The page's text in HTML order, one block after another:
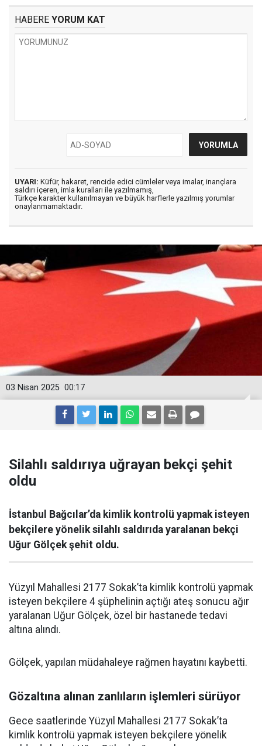
HABERE YORUM KAT
UYARI: Küfür, hakaret, rencide edici cümleler veya imalar, inançlara
saldırı içeren, imla kuralları ile yazılmamış,
Türkçe karakter kullanılmayan ve büyük harflerle yazılmış yorumlar
onaylanmamaktadır.
00:17
03 Nisan 2025
Silahlı saldırıya uğrayan bekçi şehit
oldu
İstanbul Bağcılar’da kimlik kontrolü yapmak isteyen
bekçilere yönelik silahlı saldırıda yaralanan bekçi
Uğur Gölçek şehit oldu.
Yüzyıl Mahallesi 2177 Sokak’ta kimlik kontrolü yapmak
isteyen bekçilere 4 şüphelinin açtığı ateş sonucu ağır
yaralanan Uğur Gölçek, özel bir hastanede tedavi
altına alındı.
Gölçek, yapılan müdahaleye rağmen hayatını kaybetti.
Gözaltına alınan zanlıların işlemleri sürüyor
Gece saatlerinde Yüzyıl Mahallesi 2177 Sokak’ta
kimlik kontrolü yapmak isteyen bekçilere yönelik